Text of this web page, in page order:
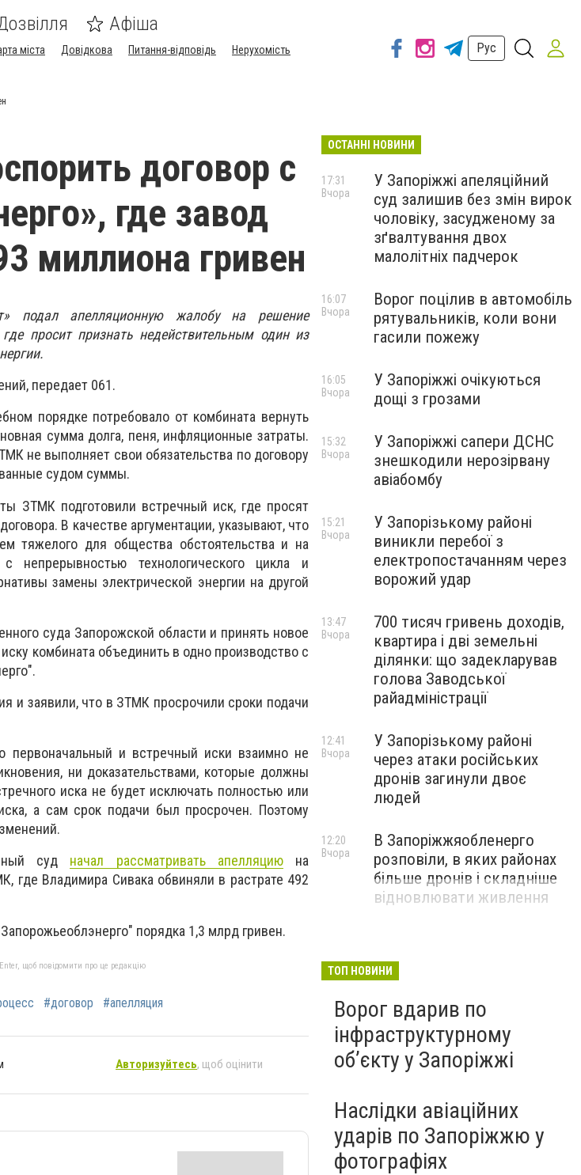
Афіша
міста Довідкова Питання-відповідь
Нерухомість
Рус
договор с
где завод
миллиона гривен
подал апелляционную жалобу на решение
просит признать недействительным один из
передает 061.
порядке потребовало от комбината вернуть
сумма долга, пеня, инфляционные затраты.
не выполняет свои обязательства по договору
судом суммы.
ЗТМК подготовили встречный иск, где просят
В качестве аргументации, указывают, что
тяжелого для общества обстоятельства и на
непрерывностью технологического цикла и
замены электрической энергии на другой
суда Запорожской области и принять новое
комбината объединить в одно производство с
и заявили, что в ЗТМК просрочили сроки подачи
первоначальный и встречный иски взаимно не
ни доказательствами, которые должны
иска не будет исключать полностью или
а сам срок подачи был просрочен. Поэтому
суд начал рассматривать апелляциюна
где Владимира Сивака обвиняли в растрате 492
порядка 1,3 млрд гривен.
щоб повідомити про це редакцію
#договор #апелляция
Авторизуйтесь, щоб оцінити
ОСТАННІ НОВИНИ
У Запоріжжі апеляційний
суд залишив без змін вирок
чоловіку, засудженому за
зґвалтування двох
малолітніх падчерок
17:31
Вчора
Ворог поцілив в автомобіль
рятувальників, коли вони
гасили пожежу
16:07
Вчора
У Запоріжжі очікуються
дощі з грозами
16:05
Вчора
У Запоріжжі сапери ДСНС
знешкодили нерозірвану
авіабомбу
15:32
Вчора
У Запорізькому районі
виникли перебої з
електропостачанням через
ворожий удар
15:21
Вчора
700 тисяч гривень доходів,
квартира і дві земельні
ділянки: що задекларував
голова Заводської
райадміністрації
13:47
Вчора
У Запорізькому районі
через атаки російських
дронів загинули двоє
людей
12:41
Вчора
В Запоріжжяобленерго
розповіли, в яких районах
більше дронів і складніше
відновлювати живлення
12:20
Вчора
ТОП НОВИНИ
Ворог вдарив по
інфраструктурному
обʼєкту у Запоріжжі
Наслідки авіаційних
ударів по Запоріжжю у
фотографіях